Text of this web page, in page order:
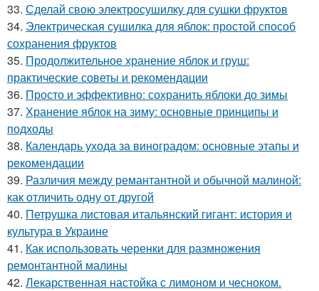
33. Сделай свою электросушилку для сушки фруктов
34. Электрическая сушилка для яблок: простой способ
сохранения фруктов
35. Продолжительное хранение яблок и груш:
практические советы и рекомендации
36. Просто и эффективно: сохранить яблоки до зимы
37. Хранение яблок на зиму: основные принципы и
подходы
38. Календарь ухода за виноградом: основные этапы и
рекомендации
39. Различия между ремантантной и обычной малиной:
как отличить одну от другой
40. Петрушка листовая итальянский гигант: история и
культура в Украине
41. Как использовать черенки для размножения
ремонтантной малины
42. Лекарственная настойка с лимоном и чесноком.